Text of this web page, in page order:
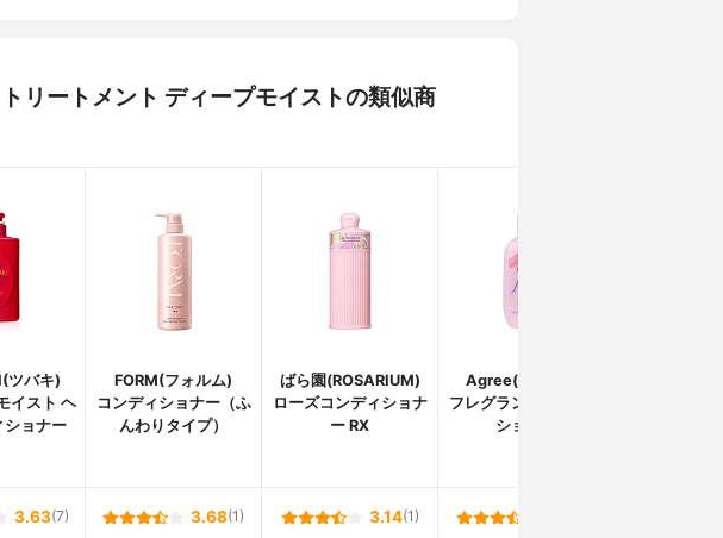
リートメント ディープモイストの類似商
ツバキ)
イスト ヘ
ショナー
FORM(フォルム)
コンディショナー（ふ
んわりタイプ）
ばら園(ROSARIUM)
ローズコンディショナ
ー RX
Agree(アグリー)
フレグランスコンディ
ショナー
3.63(7) 3.68(1) 3.14(1)